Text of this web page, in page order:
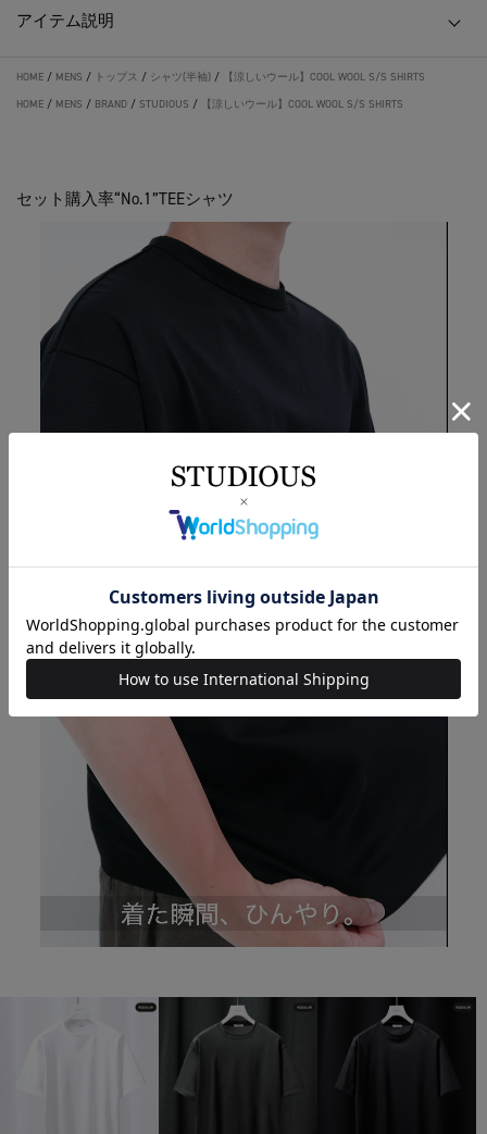
アイテム説明
HOME / MENS / トップス / シャツ(半袖) /
【涼しいウール】COOL WOOL S/S SHIRTS
HOME / MENS / BRAND / STUDIOUS / 【涼しいウール】COOL WOOL S/S SHIRTS
セット購入率“No.1”TEEシャツ